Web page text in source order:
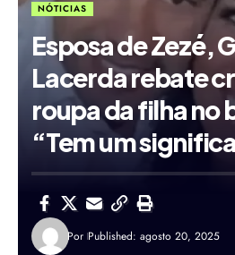
NÓTICIAS
Esposa de Zezé,
Lacerda rebate
roupa da filha no
“Tem um
Por Published: agosto 20, 2025